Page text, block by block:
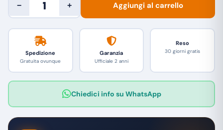
− + Aggiungi al carrello
Spedizione
Gratuita ovunque
Garanzia
Ufficiale 2 anni
Reso
30 giorni gratis
Chiedici info su WhatsApp